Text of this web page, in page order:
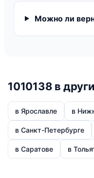
Можно ли
1010138 в
в Ярославле в
в Санкт-Петербурге
в Саратове в